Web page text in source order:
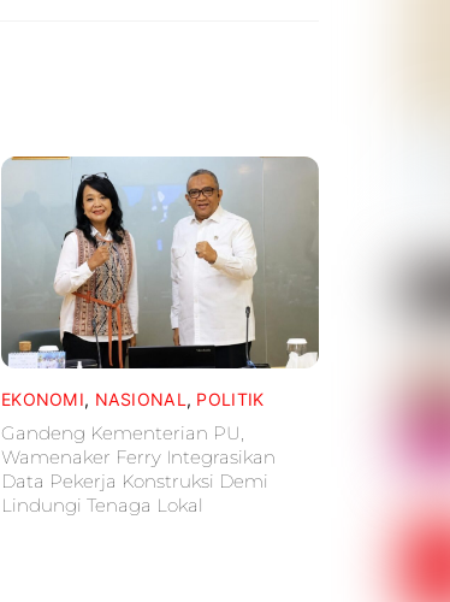
EKONOMI, NASIONAL , POLITIK
Gandeng Kementerian PU,
Wamenaker Ferry Integrasikan
Data Pekerja Konstruksi Demi
Lindungi Tenaga Lokal